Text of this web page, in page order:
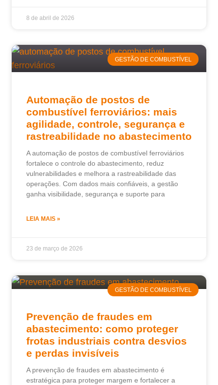
8 de abril de 2026
GESTÃO DE COMBUSTÍVEL
Automação de postos de
combustível ferroviários: mais
agilidade, controle, segurança e
rastreabilidade no abastecimento
A automação de postos de combustível ferroviários
fortalece o controle do abastecimento, reduz
vulnerabilidades e melhora a rastreabilidade das
operações. Com dados mais confiáveis, a gestão
ganha visibilidade, segurança e suporte para
LEIA MAIS »
23 de março de 2026
GESTÃO DE COMBUSTÍVEL
Prevenção de fraudes em
abastecimento: como proteger
frotas industriais contra desvios
e perdas invisíveis
A prevenção de fraudes em abastecimento é
estratégica para proteger margem e fortalecer a